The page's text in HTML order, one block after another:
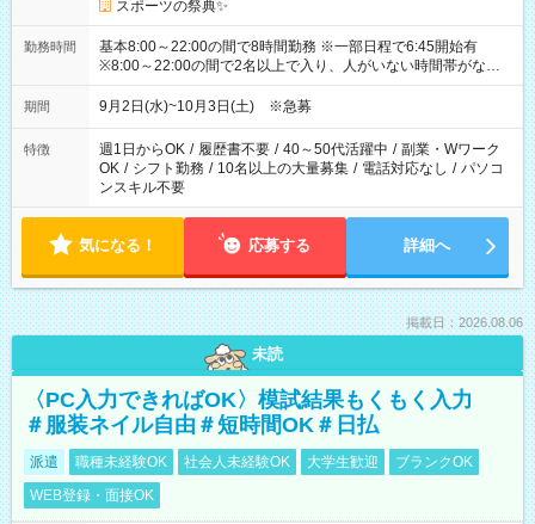
スポーツの祭典✨
勤務時間
基本8:00～22:00の間で8時間勤務 ※一部日程で6:45開始有
※8:00～22:00の間で2名以上で入り、人がいない時間帯がない
ように相方と時間を分け合うイメージです
期間 9月2日(水)~10月3日(土) ※急募
特徴 週1日からOK / 履歴書不要 / 40～50代活躍中 / 副業・Wワーク
OK / シフト勤務 / 10名以上の大量募集 / 電話対応なし / パソコ
ンスキル不要
気になる！ 応募する 詳細へ
掲載日：2026.08.06
未読
〈PC入力できればOK〉模試結果もくもく入力
＃服装ネイル自由＃短時間OK＃日払
派遣 職種未経験OK 社会人未経験OK 大学生歓迎
ブランクOK
WEB登録・面接OK